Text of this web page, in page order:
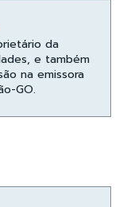
da
e também
na emissora
GO.